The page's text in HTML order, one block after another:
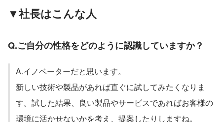
▼社長はこんな人
Q.ご自分の性格をどのように認識していますか？
A.イノベーターだと思います。
新しい技術や製品があれば直ぐに試してみたくなりま
す。試した結果、良い製品やサービスであればお客様の
環境に活かせないかを考え、提案したりしますね。